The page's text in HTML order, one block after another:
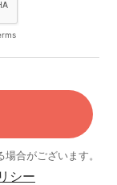
合がございます。
シー